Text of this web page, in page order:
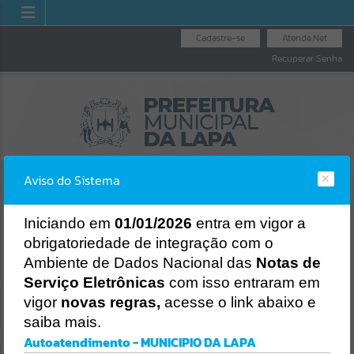
Atende.Net
Cadastre-se
Recuperar Senha
LICITAÇÕES
NOTA FISCAL
ELETRÔNICA
NACIONAL
Aviso do Sistema
Iniciando em 01/01/2026 entra em vigor a
obrigatoriedade de integração com o
Ambiente de Dados Nacional das Notas de
Serviço Eletrônicas com isso entraram em
vigor novas regras, acesse o link abaixo e
saiba mais.
Autoatendimento - MUNICIPIO DA LAPA
Erro
Gerenciamento do Sistema
Ocorreu um erro de script: